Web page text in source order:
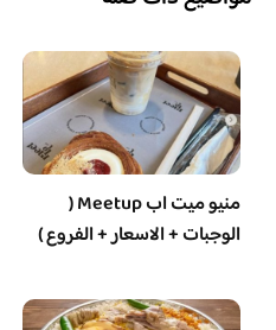
منيو ميت اب Meetup (
الوجبات + الاسعار + الفروع )